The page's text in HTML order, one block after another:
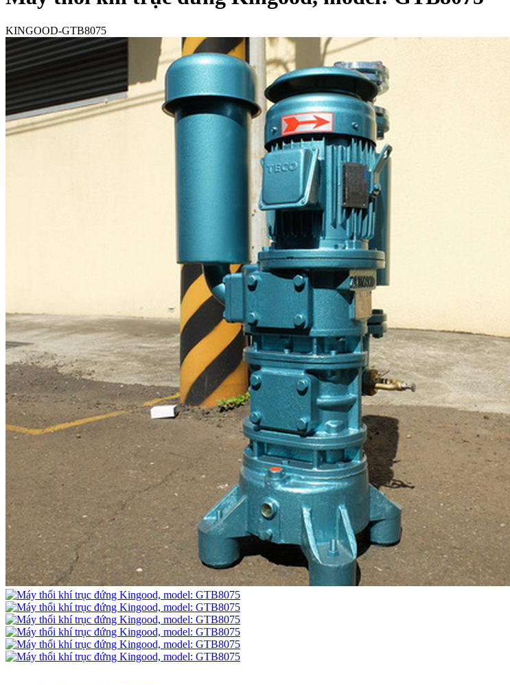
KINGOOD-GTB8075